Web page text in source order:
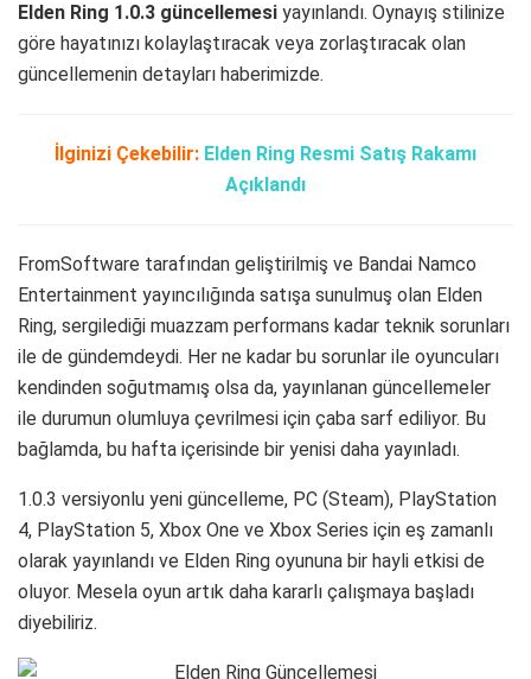
Elden Ring 1.0.3 güncellemesi yayınlandı. Oynayış stilinize
göre hayatınızı kolaylaştıracak veya zorlaştıracak olan
güncellemenin detayları haberimizde.
İlginizi Çekebilir: Elden Ring Resmi Satış Rakamı
Açıklandı
FromSoftware tarafından geliştirilmiş ve Bandai Namco
Entertainment yayıncılığında satışa sunulmuş olan Elden
Ring, sergilediği muazzam performans kadar teknik sorunları
ile de gündemdeydi. Her ne kadar bu sorunlar ile oyuncuları
kendinden soğutmamış olsa da, yayınlanan güncellemeler
ile durumun olumluya çevrilmesi için çaba sarf ediliyor. Bu
bağlamda, bu hafta içerisinde bir yenisi daha yayınladı.
1.0.3 versiyonlu yeni güncelleme, PC (Steam), PlayStation
4, PlayStation 5, Xbox One ve Xbox Series için eş zamanlı
olarak yayınlandı ve Elden Ring oyununa bir hayli etkisi de
oluyor. Mesela oyun artık daha kararlı çalışmaya başladı
diyebiliriz.